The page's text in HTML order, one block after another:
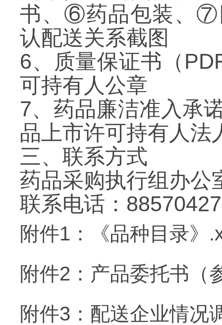
书、⑥药品包装、⑦
认配送关系截图
6、质量保证书（
可持有人公章
7、药品廉洁准入承
品上市许可持有人法
三、联系方式
药品采购执行组办公
联系电话： 88570427
附件1：《品种目录》
附件2：产品委托书（
附件3：配送企业情况